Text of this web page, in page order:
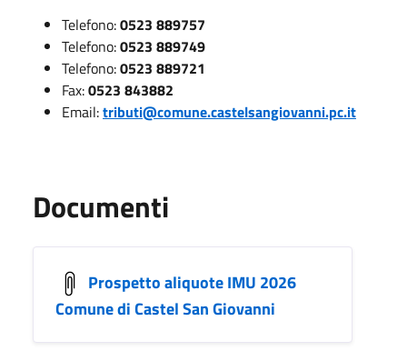
Telefono:0523 889757
Telefono:0523 889749
Telefono:0523 889721
Fax:0523 843882
Email:tributi@comune.castelsangiovanni.pc.it
Documenti
Prospetto aliquote IMU 2026
Comune di Castel San Giovanni